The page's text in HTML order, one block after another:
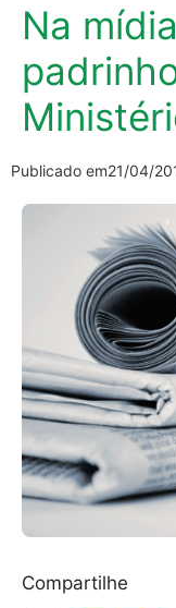
Na
Publicado em21/04/
Compartilhe